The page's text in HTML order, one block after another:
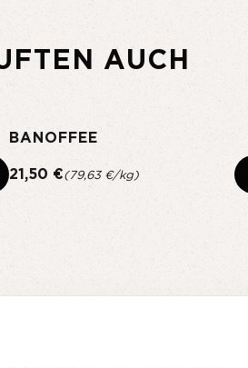
AUCH
BANOFFEE
21,50 €(79,63 €/kg)